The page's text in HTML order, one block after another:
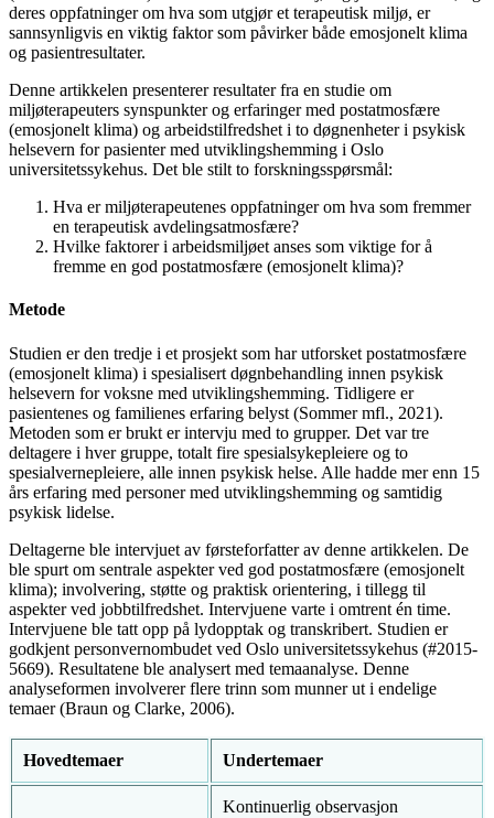
deres oppfatninger om hva som utgjør et terapeutisk miljø, er
sannsynligvis en viktig faktor som påvirker både emosjonelt klima
og pasientresultater.
Denne artikkelen presenterer resultater fra en studie om
miljøterapeuters syns­punkter og erfaringer med postatmosfære
(emosjonelt klima) og arbeidstilfredshet i to døgnenheter i psykisk
helsevern for pasienter med utviklingshemming i Oslo
universitetssykehus. Det ble stilt to forsknings­spørsmål:
Hva er miljøterapeutenes oppfatninger om hva som fremmer
en terapeutisk avdelingsatmosfære?
Hvilke faktorer i arbeidsmiljøet anses som viktige for å
fremme en god postatmosfære (emosjonelt klima)?
Metode
Studien er den tredje i et prosjekt som harutforsket postatmosfære
(emosjonelt klima) i spesialisert døgnbehandling innen psykisk
helsevern for voksne med utviklings­hemming. Tidligere er
pasientenes og familienes erfaring belyst (Sommer mfl., 2021).
Metoden som er brukt er intervju med to grupper. Det var tre
deltagere i hver gruppe, totalt fire spesialsykepleiere og to
spesialvernepleiere, alle innen psykisk helse. Alle hadde mer enn 15
års erfaring med personer med utviklingshemming og samtidig
psykisk lidelse.
Deltagerne ble intervjuet av første­forfatter av denne artikkelen. De
ble spurt om sentrale aspekter ved god post­atmosfære (emosjonelt
klima); involvering, støtte og praktisk orientering, i tillegg til
aspekter ved jobbtilfredshet. Intervjuene varte i omtrent én time.
Intervjuene ble tatt opp på lydopptak og transkribert. Studien er
godkjent personvernombudet ved Oslo universitetssykehus (#2015-
5669). Resultatene ble analysert med tema­analyse. Denne
analyseformen involverer flere trinn som munner ut i endelige
temaer (Braun og Clarke, 2006).
Hovedtemaer Undertemaer
Kontinuerlig observasjon